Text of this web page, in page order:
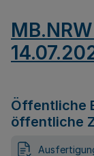
Öffentliche
öffentliche